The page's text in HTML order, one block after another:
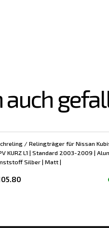
auch
/ Relingträger für Nissan
KURZ L1 | Standard 2003-2009 |
Silber | Matt |